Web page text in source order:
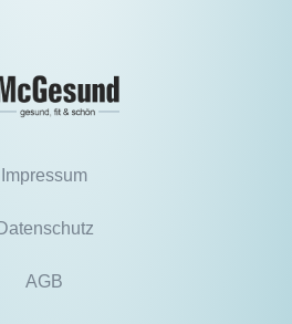
Impressum
Datenschutz
AGB